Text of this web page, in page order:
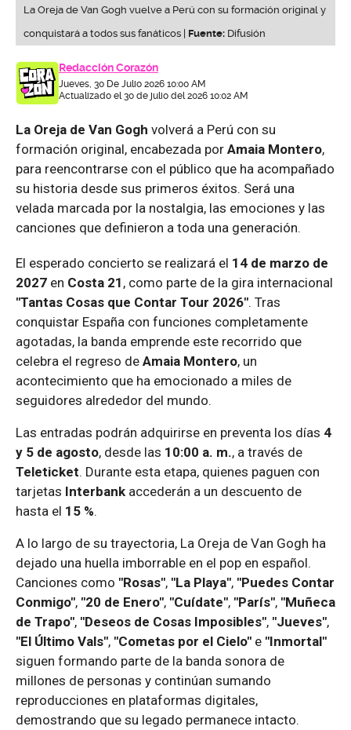
La Oreja de Van Gogh vuelve a Perú con su formación original y
conquistará a todos sus fanáticos | Fuente: Difusión
Redacción Corazón
Jueves, 30 De Julio 2026 10:00 AM
Actualizado el 30 de julio del 2026 10:02 AM
La Oreja de Van Gogh volverá a Perú con su
formación original, encabezada por Amaia Montero,
para reencontrarse con el público que ha acompañado
su historia desde sus primeros éxitos. Será una
velada marcada por la nostalgia, las emociones y las
canciones que definieron a toda una generación.
El esperado concierto se realizará el 14 de marzo de
2027 en Costa 21 , como parte de la gira internacional
"Tantas Cosas que Contar Tour 2026". Tras
conquistar España con funciones completamente
agotadas, la banda emprende este recorrido que
celebra el regreso de Amaia Montero, un
acontecimiento que ha emocionado a miles de
seguidores alrededor del mundo.
Las entradas podrán adquirirse en preventa los días 4
y 5 de agosto, desde las 10:00 a. m., a través de
Teleticket. Durante esta etapa, quienes paguen con
tarjetas Interbank accederán a un descuento de
hasta el 15 %.
A lo largo de su trayectoria, La Oreja de Van Gogh ha
dejado una huella imborrable en el pop en español.
Canciones como "Rosas", "La Playa", "Puedes Contar
Conmigo", "20 de Enero", "Cuídate", "París", "Muñeca
de Trapo", "Deseos de Cosas Imposibles", "Jueves",
"El Último Vals", "Cometas por el Cielo" e "Inmortal"
siguen formando parte de la banda sonora de
millones de personas y continúan sumando
reproducciones en plataformas digitales,
demostrando que su legado permanece intacto.